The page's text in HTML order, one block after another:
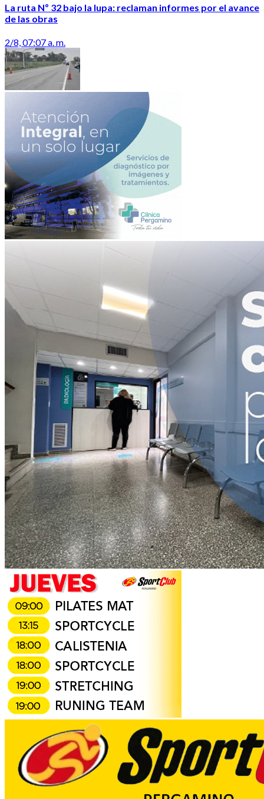
La ruta Nº 32 bajo la lupa: reclaman informes por el avance
de las obras
2/8, 07:07 a. m.